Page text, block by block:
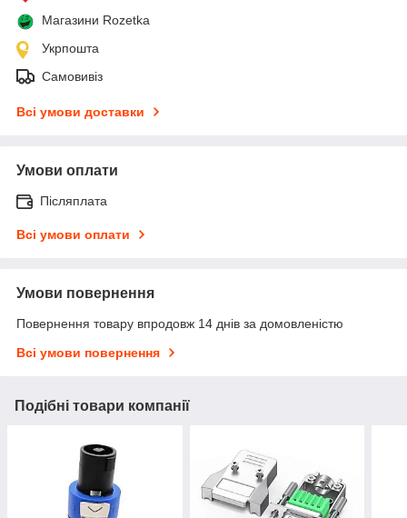
Магазини Rozetka
Укрпошта
Самовивіз
Всі умови доставки
Умови оплати
Післяплата
Всі умови оплати
Умови повернення
Повернення товару впродовж 14 днів за домовленістю
Всі умови повернення
Подібні товари компанії